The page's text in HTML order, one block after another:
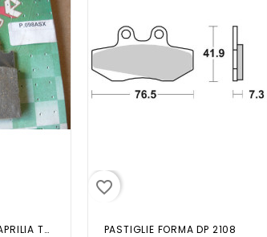
PASTIGLIE FRENO APRILIA TUAREG...
favorite_border
PASTIGLIE FORMA DP 2108